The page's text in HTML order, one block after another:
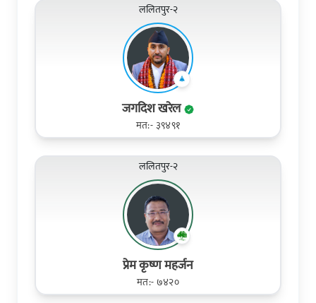
ललितपुर-२
जगदिश खरेल
मत:- ३९४९१
ललितपुर-२
प्रेम कृष्ण महर्जन
मत:- ७४२०